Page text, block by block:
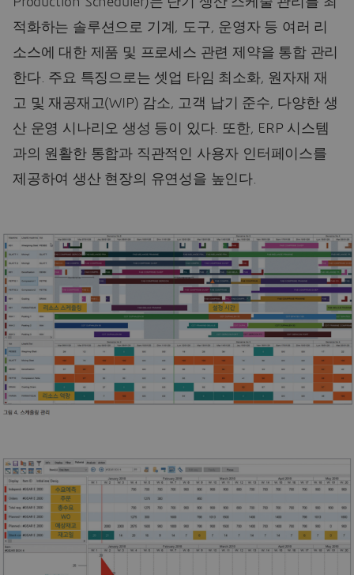
적화하는 솔루션으로 기계, 도구, 운영자 등 여러 리
소스에 대한 제품 및 프로세스 관련 제약을 통합 관리
한다. 주요 특징으로는 셋업 타임 최소화, 원자재 재
고 및 재공재고(WIP) 감소, 고객 납기 준수, 다양한 생
산 운영 시나리오 생성 등이 있다. 또한, ERP 시스템
과의 원활한 통합과 직관적인 사용자 인터페이스를
제공하여 생산 현장의 유연성을 높인다.